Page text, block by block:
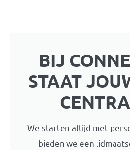
BIJ
STAAT
We starten altijd met
bieden we een